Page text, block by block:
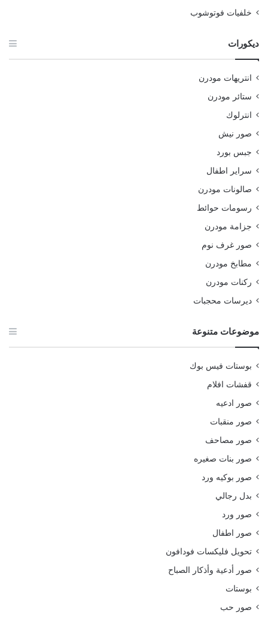
خلفيات فوتوشوب
ديكورات
انتريهات مودرن
ستائر مودرن
انترلوك
صور نيش
جبس بورد
سراير اطفال
صالونات مودرن
رسومات حوائط
جزامة مودرن
صور غرف نوم
مطابخ مودرن
ركنات مودرن
ديرسات محجبات
موضوعات متنوعة
بوستات فيس بوك
قفشات افلام
صور ادعيه
صور منقبات
صور مصاحف
صور بنات صغيره
صور بوكيه ورد
بدل رجالي
صور ورد
صور اطفال
تحويل فليكسات فودافون
صور أدعية وأذكار الصباح
بوستات
صور حب